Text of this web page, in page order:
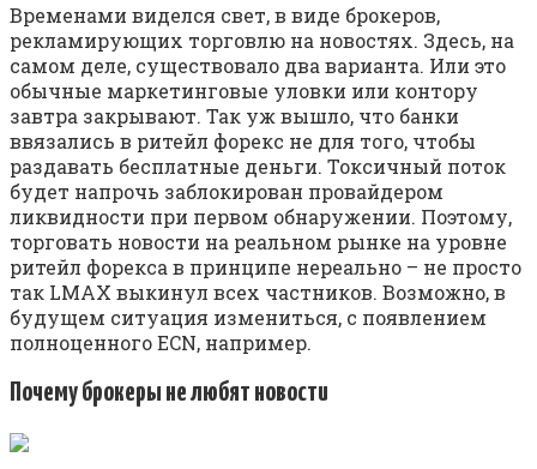
Временами виделся свет, в виде брокеров,
рекламирующих торговлю на новостях. Здесь, на
самом деле, существовало два варианта. Или это
обычные маркетинговые уловки или контору
завтра закрывают. Так уж вышло, что банки
ввязались в ритейл форекс не для того, чтобы
раздавать бесплатные деньги. Токсичный поток
будет напрочь заблокирован провайдером
ликвидности при первом обнаружении. Поэтому,
торговать новости на реальном рынке на уровне
ритейл форекса в принципе нереально – не просто
так LMAX выкинул всех частников. Возможно, в
будущем ситуация измениться, с появлением
полноценного ECN, например.
Почему брокеры не любят новости